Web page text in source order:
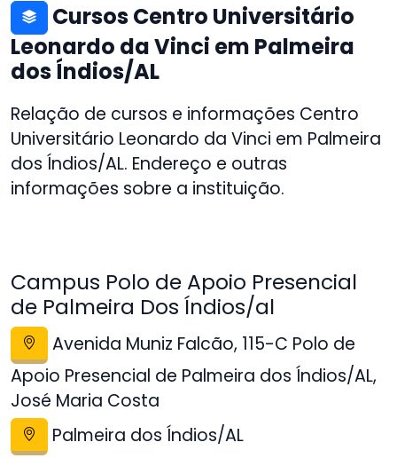
Cursos Centro Universitário
Leonardo da Vinci em Palmeira
dos Índios/AL
Relação de cursos e informações Centro
Universitário Leonardo da Vinci em Palmeira
dos Índios/AL. Endereço e outras
informações sobre a instituição.
Campus Polo de Apoio Presencial
de Palmeira Dos Índios/al
Avenida Muniz Falcão, 115-C Polo de
Apoio Presencial de Palmeira dos Índios/AL,
José Maria Costa
Palmeira dos Índios/AL